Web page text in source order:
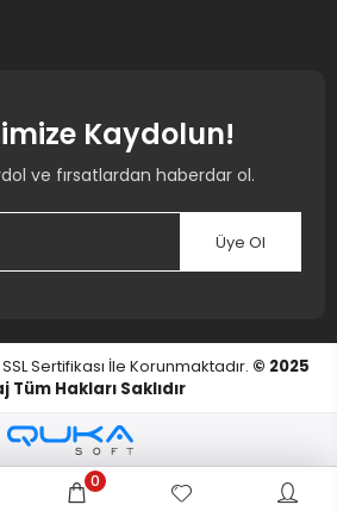
Kaydolun!
ve fırsatlardan haberdar ol.
Üye Ol
Sertifikası İle Korunmaktadır. © 2025
Tüm Hakları Saklıdır
0